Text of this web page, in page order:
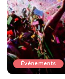
Événements